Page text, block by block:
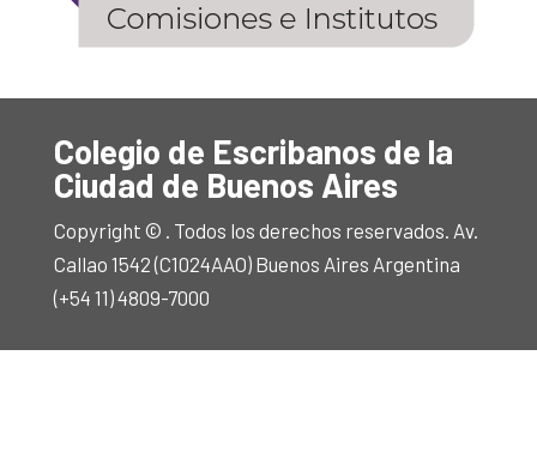
Colegio de Escribanos de la
Ciudad de Buenos Aires
Copyright © . Todos los derechos reservados. Av.
Callao 1542 (C1024AAO) Buenos Aires Argentina
(+54 11) 4809-7000